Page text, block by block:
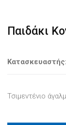
Παιδάκι
Κατασκευαστής:
Τσιμεντένιο